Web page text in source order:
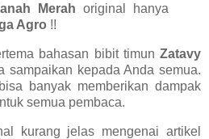
Merah original hanya
Agro !!
bahasan bibit timun Zatavy
sampaikan kepada Anda semua.
banyak memberikan dampak
semua pembaca.
kurang jelas mengenai artikel